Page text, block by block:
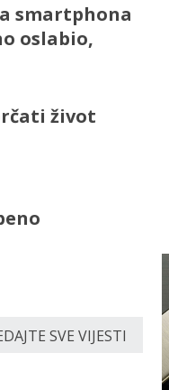
smartphona
oslabio,
život
SVE VIJESTI